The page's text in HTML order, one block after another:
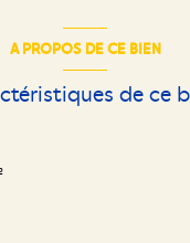
A PROPOS DE CE BIEN
de ce